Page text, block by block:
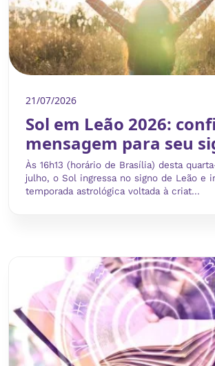
21/07/2026
Sol em Leão 2026:
mensagem para seu
Às 16h13 (horário de Brasília) desta
julho, o Sol ingressa no signo de Leão e
temporada astrológica voltada à criat...